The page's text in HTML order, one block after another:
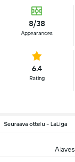
8/38
Appearances
6.4
Rating
Seuraava ottelu - LaLiga
Alaves